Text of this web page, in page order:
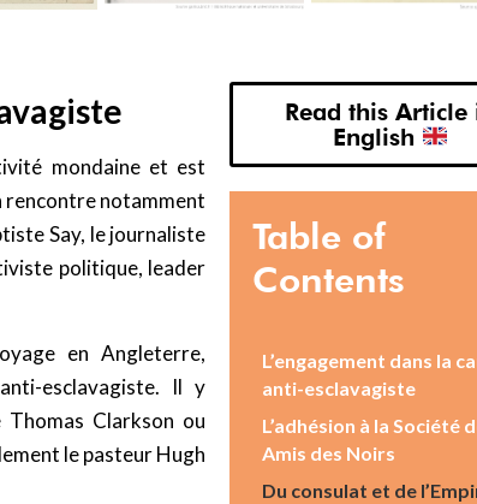
mondaine et est
rencontre notamment
Say, le journaliste
politique, leader
en Angleterre,
esclavagiste. Il y
Clarkson ou
le pasteur Hugh
Read this Article
English
Table of
Contents
L’engagement dans la
anti-esclavagiste
L’adhésion à la Société
Amis des Noirs
Du consulat et de